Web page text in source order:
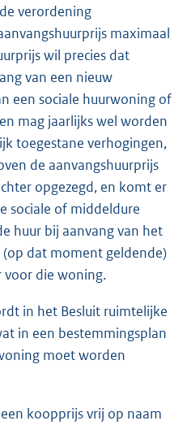
verordening
maximaal
wil precies dat
van een nieuw
een sociale huurwoning of
mag jaarlijks wel worden
toegestane verhogingen,
de aanvangshuurprijs
opgezegd, en komt er
sociale of middeldure
huur bij aanvang van het
dat moment geldende)
voor die woning.
in het Besluit ruimtelijke
in een bestemmingsplan
moet worden
koopprijs vrij op naam